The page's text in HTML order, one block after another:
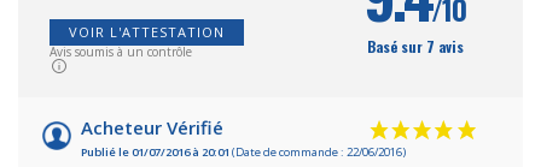
VOIR L'ATTESTATION
Avis soumis à un contrôle Basé sur 7 avis
Acheteur Vérifié
Publié le 01/07/2016 à 20:01 (Date de commande : 22/06/2016)